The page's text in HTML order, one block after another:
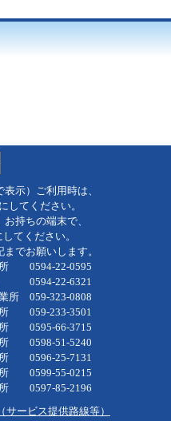
示）ご利用時は、
てください。
持ちの端末で、
てください。
でお願いします。
22-0595
22-6321
059-323-0808
所 059-233-3501
0595-66-3715
0598-51-5240
25-7131
55-0215
85-2196
ービス提供路線等）